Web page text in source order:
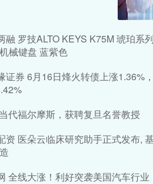
融 罗技ALTO KEYS K75M 琥珀系
械键盘 蓝紫色
证券 6月16日烽火转债上涨1.36%
代福尔摩斯，获聘复旦名誉教授
资 医朵云临床研究助手正式发布,
全线大涨！利好突袭美国汽车行业